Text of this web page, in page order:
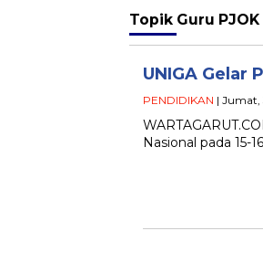
Topik Guru PJOK
UNIGA Gelar
PENDIDIKAN | Jumat,
Nasional pada 15-